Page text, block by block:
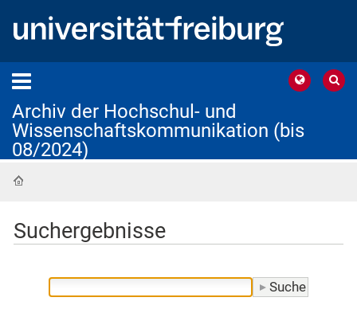
Archiv der Hochschul- und
Wissenschaftskommunikation (bis
08/2024)
Suchergebnisse